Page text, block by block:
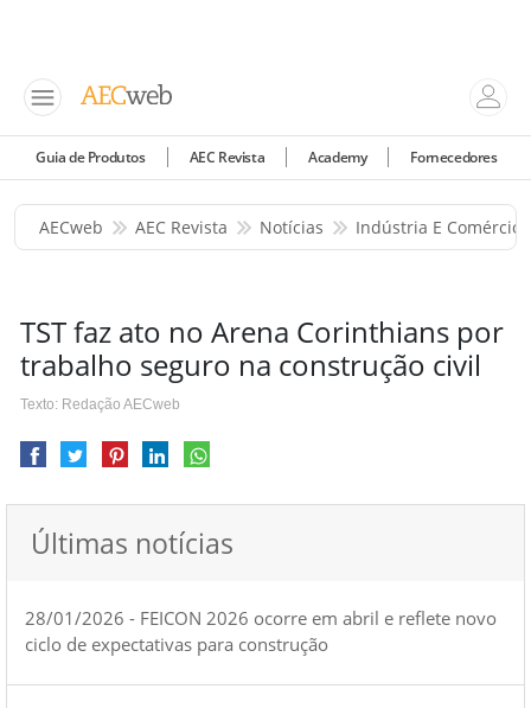
Guia de Produtos AEC Revista Academy Fornecedores
AECweb AEC Revista Notícias Indústria E Comércio
TST faz ato no Arena Corinthians por
trabalho seguro na construção civil
Texto: Redação AECweb
Últimas notícias
28/01/2026 - FEICON 2026 ocorre em abril e reflete novo
ciclo de expectativas para construção